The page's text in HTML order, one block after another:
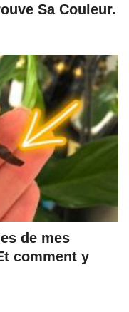
Sa Couleur.
de mes
comment y